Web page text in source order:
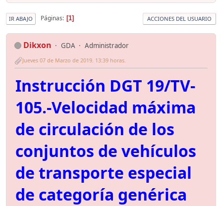
IR ABAJO Páginas 1 ACCIONES DEL USUARIO
Dikxon GDA Administrador
Jueves 07 de Marzo de 2019. 13:39 horas.
Instrucción DGT 19/TV-
105.-Velocidad máxima
de circulación de los
conjuntos de vehículos
de transporte especial
de categoría genérica